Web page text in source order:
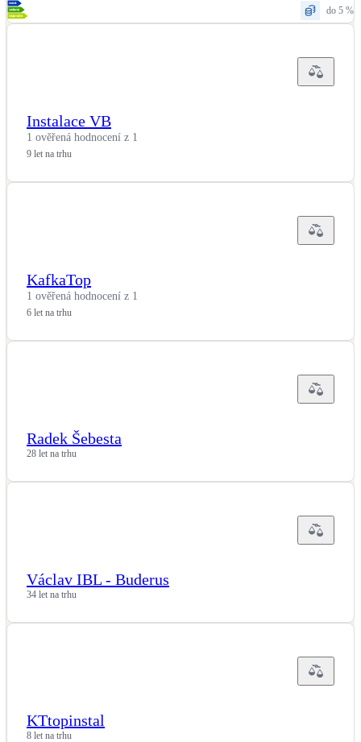
do 5 %
Instalace VB
1 ověřená hodnocení z 1
9 let na trhu
KafkaTop
1 ověřená hodnocení z 1
6 let na trhu
Radek Šebesta
28 let na trhu
Václav IBL - Buderus
34 let na trhu
KTtopinstal
8 let na trhu